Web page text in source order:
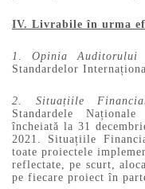
IV. Livrabile în urma
1. Opinia Auditorului
Standardelor
2. Situațiile
Standardele
încheiată la 31
2021. Situațiile
toate proiectele
reflectate, pe scurt,
pe fiecare proiect în